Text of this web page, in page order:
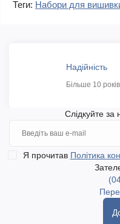
Теги: Набори для
Надійність
Більше 10
Слідкуйте за
Я прочитав Політика